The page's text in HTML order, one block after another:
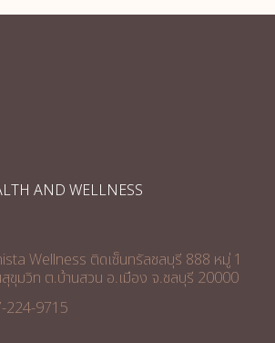
AND WELLNESS
Wellness ติดเซ็นทรัลชลบุรี 888 หมู่ 1
ขุมวิท ต.บ้านสวน อ.เมือง จ.ชลบุรี 20000
224-9715